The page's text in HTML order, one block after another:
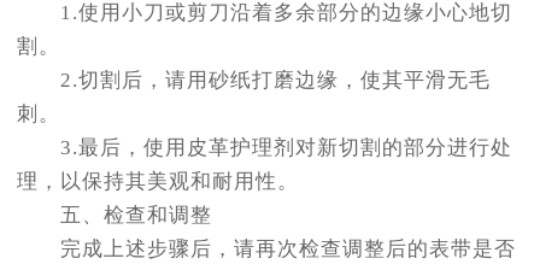
1.使用小刀或剪刀沿着多余部分的边缘小心地切
割。
2.切割后，请用砂纸打磨边缘，使其平滑无毛
刺。
3.最后，使用皮革护理剂对新切割的部分进行处
理，以保持其美观和耐用性。
五、检查和调整
完成上述步骤后，请再次检查调整后的表带是否